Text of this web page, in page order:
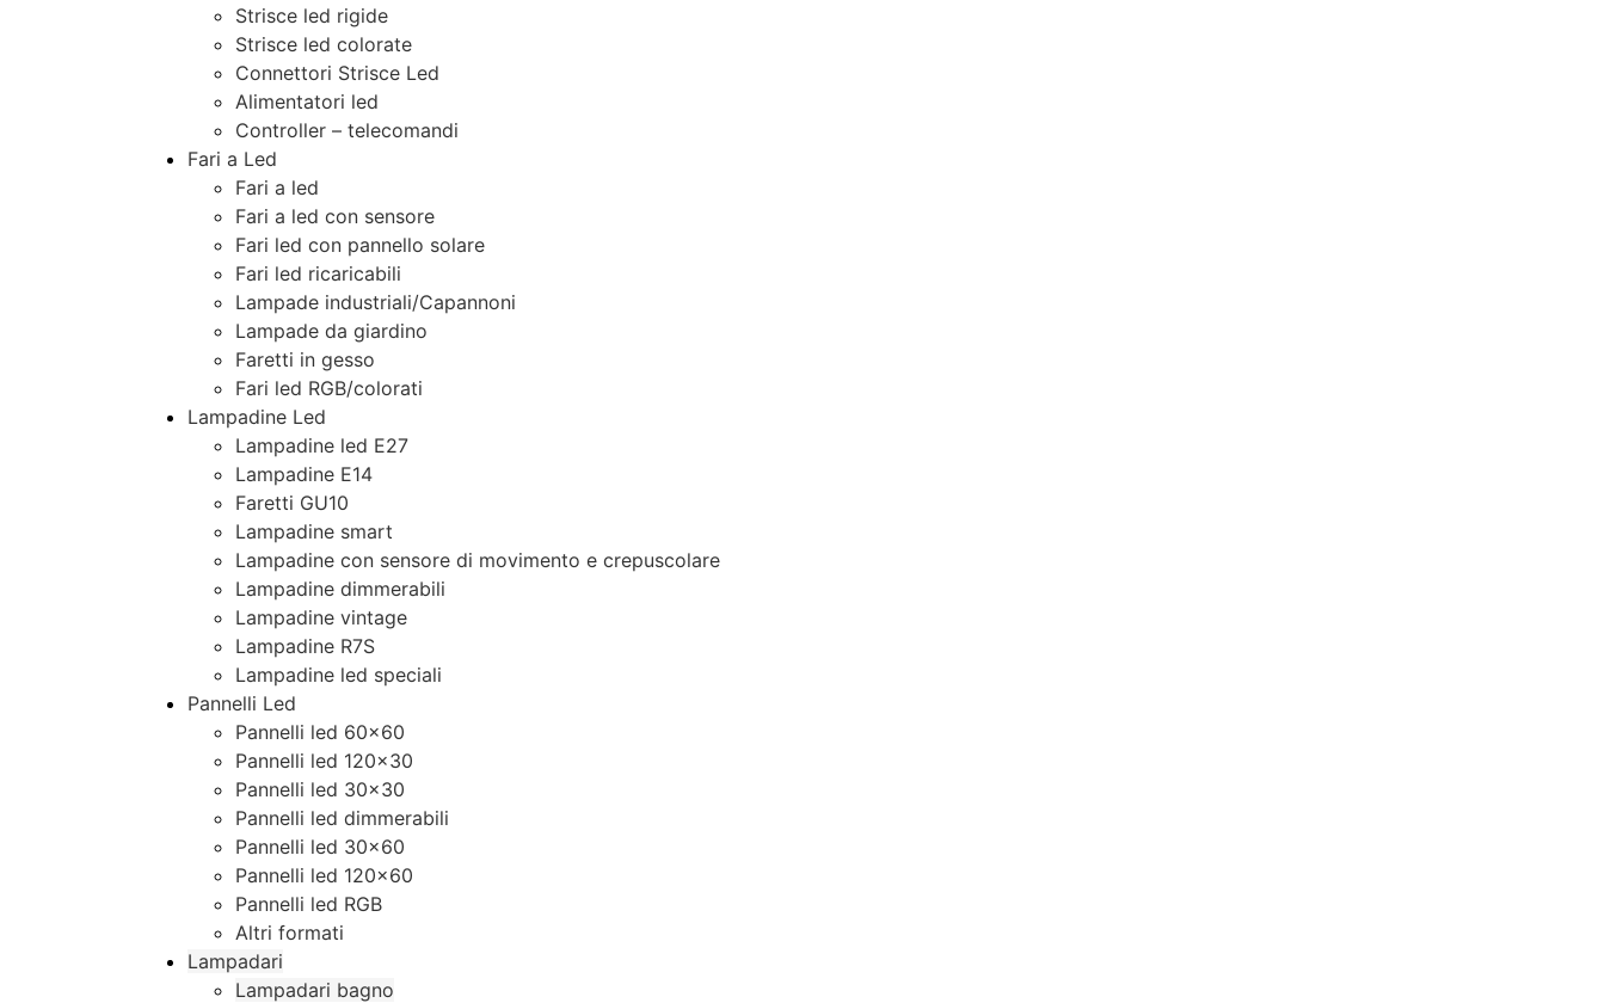
Strisce led rigide
Strisce led colorate
Connettori Strisce Led
Alimentatori led
Controller – telecomandi
Fari a Led
Fari a led
Fari a led con sensore
Fari led con pannello solare
Fari led ricaricabili
Lampade industriali/Capannoni
Lampade da giardino
Faretti in gesso
Fari led RGB/colorati
Lampadine Led
Lampadine led E27
Lampadine E14
Faretti GU10
Lampadine smart
Lampadine con sensore di movimento e crepuscolare
Lampadine dimmerabili
Lampadine vintage
Lampadine R7S
Lampadine led speciali
Pannelli Led
Pannelli led 60×60
Pannelli led 120×30
Pannelli led 30×30
Pannelli led dimmerabili
Pannelli led 30×60
Pannelli led 120×60
Pannelli led RGB
Altri formati
Lampadari
Lampadari bagno